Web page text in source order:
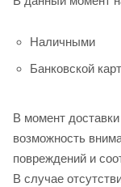
Наличными
Банковской
В момент
возможность
повреждений и
В случае